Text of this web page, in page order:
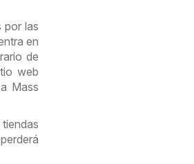
por las
en
de
web
Mass